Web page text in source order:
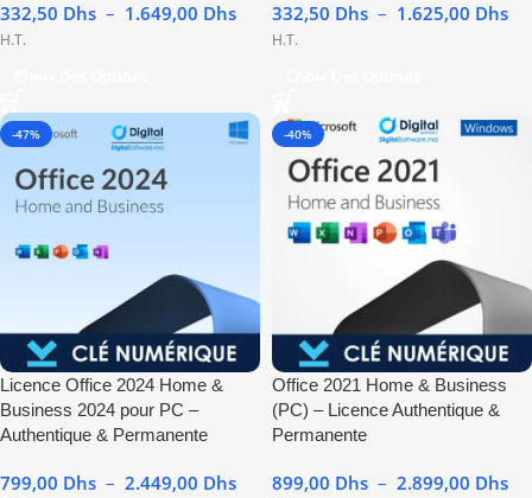
332,50 Dhs – 1.649,00 Dhs
H.T.
332,50 Dhs – 1.625,00 Dhs
H.T.
-47%
Licence Office 2024 Home &
Business 2024 pour PC –
Authentique & Permanente
799,00 Dhs – 2.449,00 Dhs
-40%
Office 2021 Home & Business
(PC) – Licence Authentique &
Permanente
899,00 Dhs – 2.899,00 Dhs